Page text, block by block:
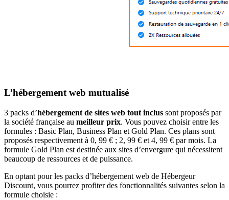
L’hébergement web mutualisé
3 packs d’hébergement de sites web tout inclus sont proposés par
la société française au meilleur prix. Vous pouvez choisir entre les
formules : Basic Plan, Business Plan et Gold Plan. Ces plans sont
proposés respectivement à 0, 99 € ; 2, 99 € et 4, 99 € par mois. La
formule Gold Plan est destinée aux sites d’envergure qui nécessitent
beaucoup de ressources et de puissance.
En optant pour les packs d’hébergement web de Hébergeur
Discount, vous pourrez profiter des fonctionnalités suivantes selon la
formule choisie :